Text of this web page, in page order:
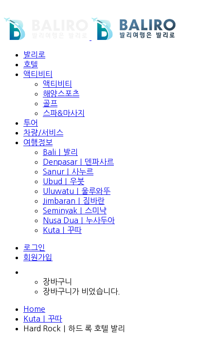
발리로
호텔
액티비티
액티비티
해양스포츠
골프
스파&마사지
투어
차량/서비스
여행정보
Bali｜발리
Denpasar｜덴파사르
Sanur｜사누르
Ubud｜우붓
Uluwatu｜울루와뚜
Jimbaran｜짐바란
Seminyak｜스미냑
Nusa Dua｜누사두아
Kuta｜꾸따
로그인
회원가입
장바구니
장바구니가 비었습니다.
Home
Kuta｜꾸따
Hard Rock｜하드 록 호텔 발리